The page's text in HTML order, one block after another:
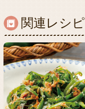
関連レシピ